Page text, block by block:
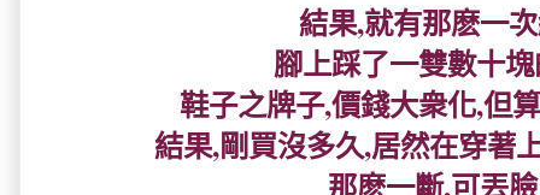
結果,就有那麽一
腳上踩了一雙數十
鞋子之牌子,價錢大衆化,但
結果,剛買沒多久,居然在穿著
那麽一斷,可丟